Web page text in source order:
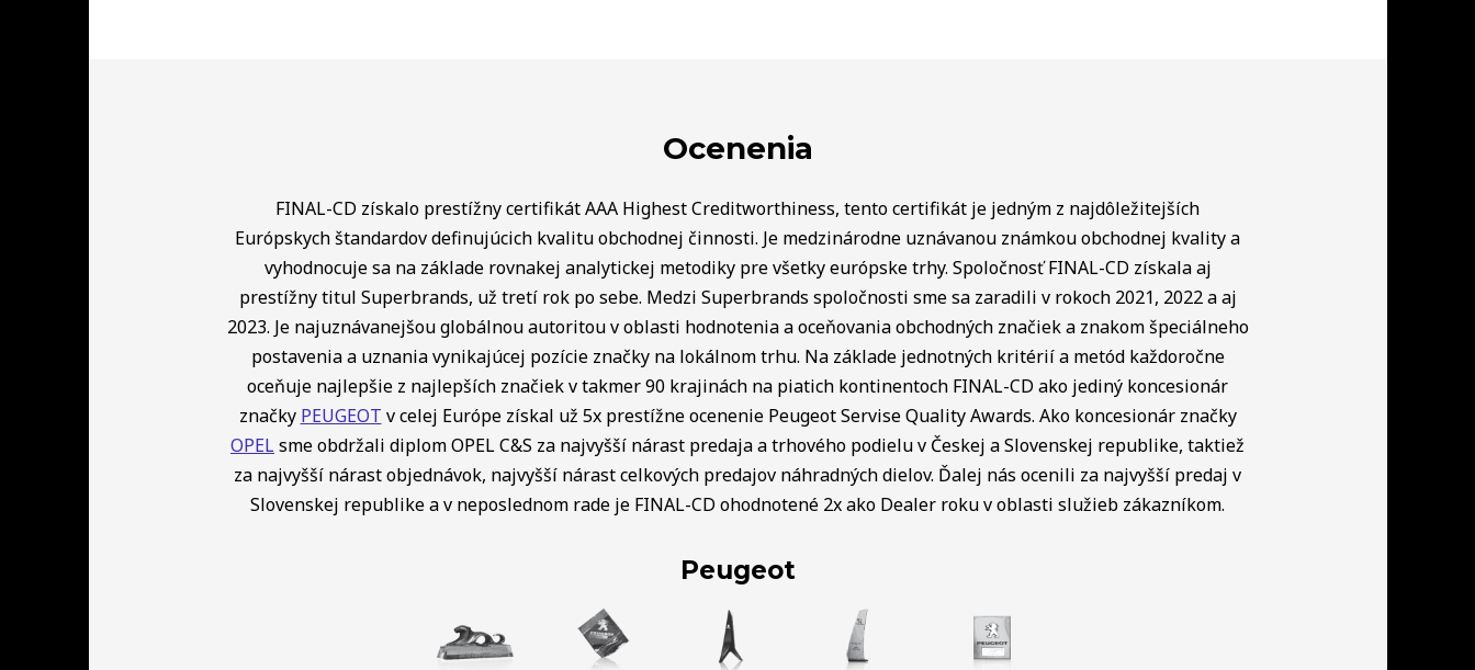
Ocenenia
FINAL-CD získalo prestížny certifikát AAA Highest Creditworthiness, tento certifikát je jedným z najdôležitejších
Európskych štandardov definujúcich kvalitu obchodnej činnosti. Je medzinárodne uznávanou známkou obchodnej kvality a
vyhodnocuje sa na základe rovnakej analytickej metodiky pre všetky európske trhy. Spoločnosť FINAL-CD získala aj
prestížny titul Superbrands, už tretí rok po sebe. Medzi Superbrands spoločnosti sme sa zaradili v rokoch 2021, 2022 a aj
2023. Je najuznávanejšou globálnou autoritou v oblasti hodnotenia a oceňovania obchodných značiek a znakom špeciálneho
postavenia a uznania vynikajúcej pozície značky na lokálnom trhu. Na základe jednotných kritérií a metód každoročne
oceňuje najlepšie z najlepších značiek v takmer 90 krajinách na piatich kontinentoch FINAL-CD ako jediný koncesionár
značky PEUGEOT v celej Európe získal už 5x prestížne ocenenie Peugeot Servise Quality Awards. Ako koncesionár značky
OPELsme obdržali diplom OPEL C&S za najvyšší nárast predaja a trhového podielu v Českej a Slovenskej republike, taktiež
za najvyšší nárast objednávok, najvyšší nárast celkových predajov náhradných dielov. Ďalej nás ocenili za najvyšší predaj v
Slovenskej republike a v neposlednom rade je FINAL-CD ohodnotené 2x ako Dealer roku v oblasti služieb zákazníkom.
Peugeot